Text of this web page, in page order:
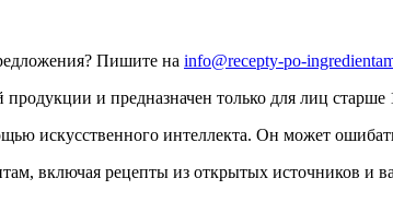
Пишите на info@recepty-po-
и предназначен только для лиц старше
искусственного интеллекта. Он может
включая рецепты из открытых источников